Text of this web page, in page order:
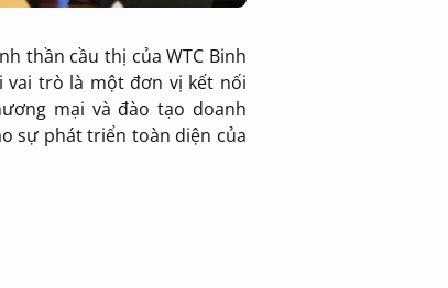
thần cầu thị của WTC Binh
vai trò là một đơn vị kết nối
mại và đào tạo doanh
sự phát triển toàn diện của